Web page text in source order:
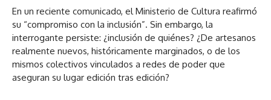
En un reciente comunicado, el Ministerio de Cultura reafirmó
su “compromiso con la inclusión”. Sin embargo, la
interrogante persiste: ¿inclusión de quiénes? ¿De artesanos
realmente nuevos, históricamente marginados, o de los
mismos colectivos vinculados a redes de poder que
aseguran su lugar edición tras edición?